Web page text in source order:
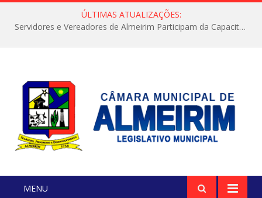
ÚLTIMAS ATUALIZAÇÕES:
Servidores e Vereadores de Almeirim Participam da Capacitação “Orientar é a Nossa Missão”
MENU